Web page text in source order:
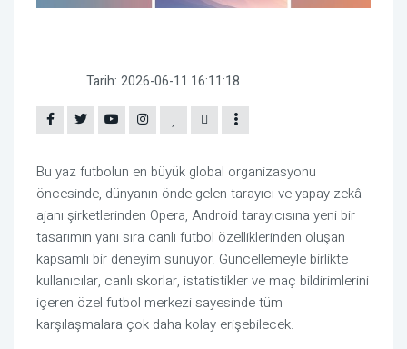
Tarih: 2026-06-11 16:11:18
Bu yaz futbolun en büyük global organizasyonu
öncesinde, dünyanın önde gelen tarayıcı ve yapay zekâ
ajanı şirketlerinden Opera, Android tarayıcısına yeni bir
tasarımın yanı sıra canlı futbol özelliklerinden oluşan
kapsamlı bir deneyim sunuyor. Güncellemeyle birlikte
kullanıcılar, canlı skorlar, istatistikler ve maç bildirimlerini
içeren özel futbol merkezi sayesinde tüm
karşılaşmalara çok daha kolay erişebilecek.